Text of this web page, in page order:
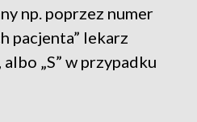
np. poprzez numer
pacjenta” lekarz
„S” w przypadku